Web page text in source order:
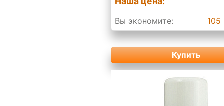
Вы экономите: 105
Купить